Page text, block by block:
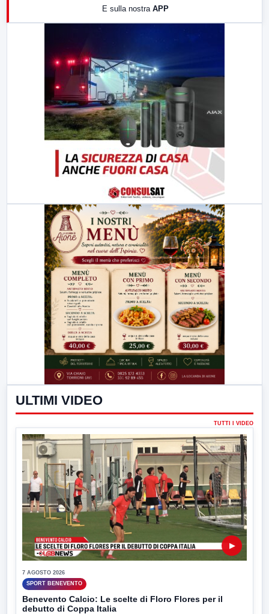
E sulla nostra APP
ULTIMI VIDEO
TUTTI I VIDEO
▶
7 AGOSTO 2026
SPORT BENEVENTO
Benevento Calcio: Le scelte di Floro Flores per il
debutto di Coppa Italia